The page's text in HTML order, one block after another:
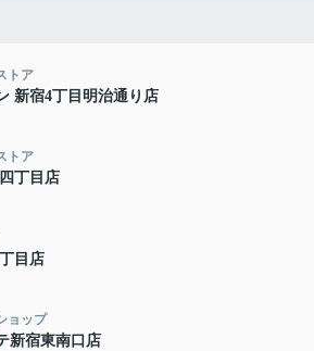
トア
新宿4丁目明治通り店
トア
丁目店
目店
ョップ
新宿東南口店